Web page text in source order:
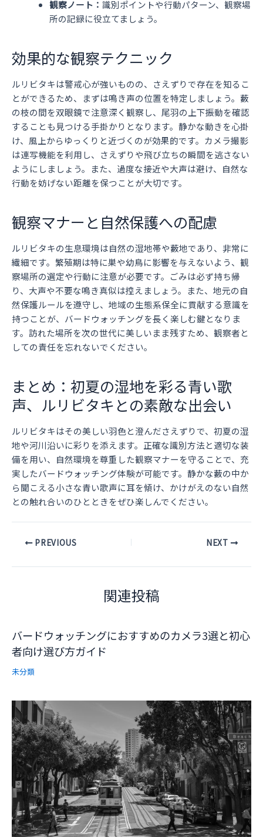
観察ノート： 識別ポイントや行動パターン、観察場
所の記録に役立てましょう。
効果的な観察テクニック
ルリビタキは警戒心が強いものの、さえずりで存在を知るこ
とができるため、まずは鳴き声の位置を特定しましょう。藪
の枝の間を双眼鏡で注意深く観察し、尾羽の上下振動を確認
することも見つける手掛かりとなります。静かな動きを心掛
け、風上からゆっくりと近づくのが効果的です。カメラ撮影
は連写機能を利用し、さえずりや飛び立ちの瞬間を逃さない
ようにしましょう。また、過度な接近や大声は避け、自然な
行動を妨げない距離を保つことが大切です。
観察マナーと自然保護への配慮
ルリビタキの生息環境は自然の湿地帯や藪地であり、非常に
繊細です。繁殖期は特に巣や幼鳥に影響を与えないよう、観
察場所の選定や行動に注意が必要です。ごみは必ず持ち帰
り、大声や不要な鳴き真似は控えましょう。また、地元の自
然保護ルールを遵守し、地域の生態系保全に貢献する意識を
持つことが、バードウォッチングを長く楽しむ鍵となりま
す。訪れた場所を次の世代に美しいまま残すため、観察者と
しての責任を忘れないでください。
まとめ：初夏の湿地を彩る青い歌
声、ルリビタキとの素敵な出会い
ルリビタキはその美しい羽色と澄んださえずりで、初夏の湿
地や河川沿いに彩りを添えます。正確な識別方法と適切な装
備を用い、自然環境を尊重した観察マナーを守ることで、充
実したバードウォッチング体験が可能です。静かな藪の中か
ら聞こえる小さな青い歌声に耳を傾け、かけがえのない自然
との触れ合いのひとときをぜひ楽しんでください。
PostPREVIOUS NEXT
関連投稿
バードウォッチングにおすすめのカメラ3選と初心
者向け選び方ガイド
未分類